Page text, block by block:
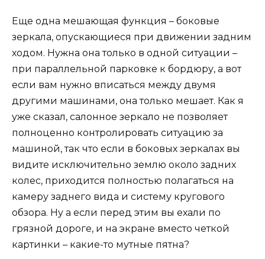
Еще одна мешающая функция – боковые
зеркала, опускающиеся при движении задним
ходом. Нужна она только в одной ситуации –
при параллельной парковке к бордюру, а вот
если вам нужно вписаться между двумя
другими машинами, она только мешает. Как я
уже сказал, салонное зеркало не позволяет
полноценно контролировать ситуацию за
машиной, так что если в боковых зеркалах вы
видите исключительно землю около задних
колес, приходится полностью полагаться на
камеру заднего вида и систему кругового
обзора. Ну а если перед этим вы ехали по
грязной дороге, и на экране вместо четкой
картинки – какие-то мутные пятна?